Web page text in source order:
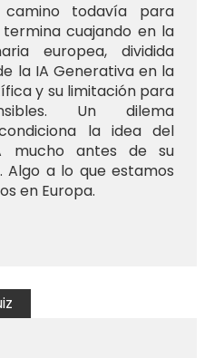
todavía para
cuajando en la
europea, dividida
la IA Generativa en la
y su limitación para
Un dilema
la idea del
mucho antes de su
Algo a lo que estamos
en Europa.